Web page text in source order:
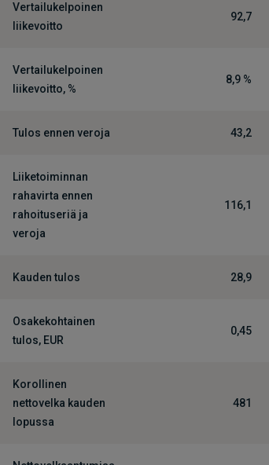
Vertailukelpoinen
liikevoitto
92,7
Vertailukelpoinen
liikevoitto, %
8,9 %
Tulos ennen veroja 43,2
Liiketoiminnan
rahavirta ennen
rahoituseriä ja
veroja
116,1
Kauden tulos 28,9
Osakekohtainen
tulos, EUR
0,45
Korollinen
nettovelka kauden
lopussa
481